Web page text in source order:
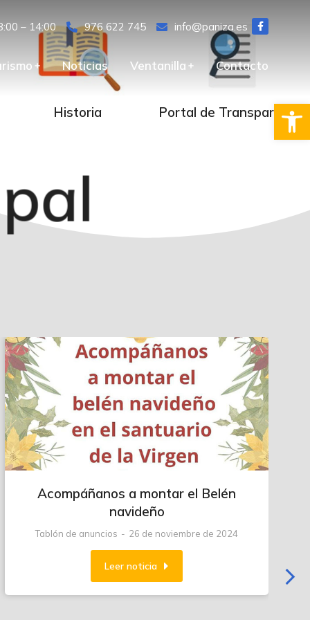
– 14:00 976 622 745 info@paniza.es
Noticias Ventanilla Contacto
Historia Portal de Transparencia
Acompáñanos a montar el Belén
navideño
Tablón de anuncios 26 de noviembre de 2024
Leer noticia